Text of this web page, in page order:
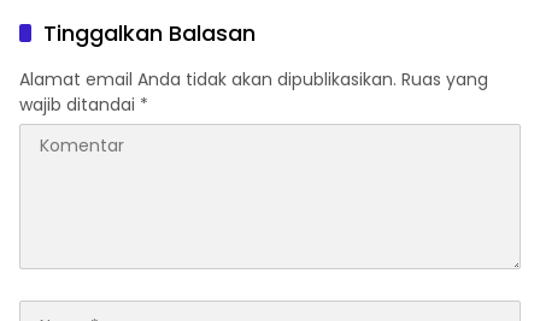
Tinggalkan Balasan
Alamat email Anda tidak akan dipublikasikan. Ruas yang
wajib ditandai *